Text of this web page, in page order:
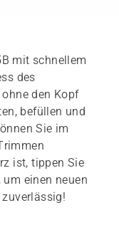
mit schnellem
des
den Kopf
Sie im
ist, tippen Sie
einen neuen